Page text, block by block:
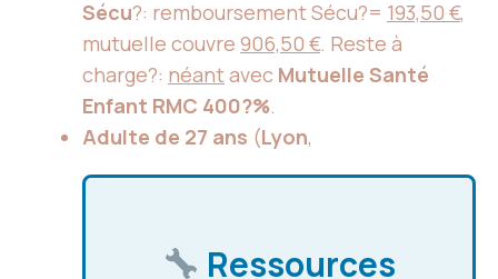
Sécu?: remboursement Sécu?= 193,50 €,
mutuelle couvre 906,50 €. Reste à
charge?: néantavec Mutuelle Santé
Enfant RMC 400?%.
Adulte de 27 ans (Lyon,
Ressources